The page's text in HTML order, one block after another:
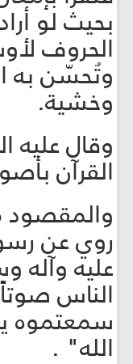
بحيث لو
الحروف
وتُحسّن
وخشية.
وقال عليه
القرآن
روي عن
عليه
الناس صوتاً
سمعتموه
الله" .